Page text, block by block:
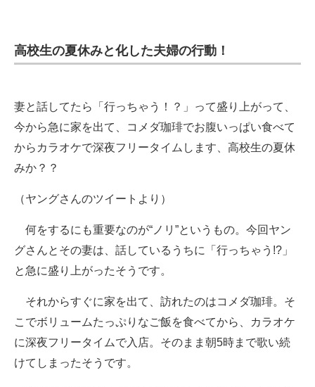
高校生の夏休みと化した夫婦の行動！
妻と話してたら「行っちゃう！？」って盛り上がって、
今から急に家を出て、コメダ珈琲でお腹いっぱい食べて
からカラオケで深夜フリータイムします、高校生の夏休
みか？？
（ヤングさんのツイートより）
何をするにも重要なのが“ノリ”というもの。今回ヤン
グさんとその妻は、話しているうちに「行っちゃう!?」
と急に盛り上がったそうです。
それからすぐに家を出て、訪れたのはコメダ珈琲。そ
こでボリュームたっぷりなご飯を食べてから、カラオケ
に深夜フリータイムで入店。そのまま朝5時まで歌い続
けてしまったそうです。